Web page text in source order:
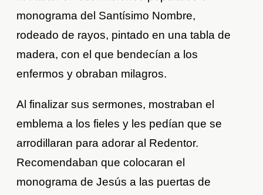
monograma del Santísimo Nombre,
rodeado de rayos, pintado en una tabla de
madera, con el que bendecían a los
enfermos y obraban milagros.
Al finalizar sus sermones, mostraban el
emblema a los fieles y les pedían que se
arrodillaran para adorar al Redentor.
Recomendaban que colocaran el
monograma de Jesús a las puertas de